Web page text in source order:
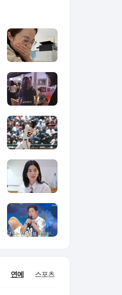
연예 스포츠